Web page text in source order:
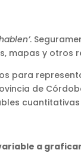
.
mapas y
para
de
a